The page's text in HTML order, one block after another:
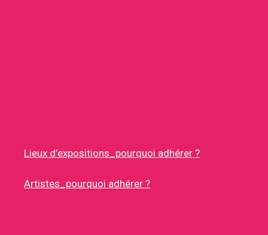
Lieux d’expositions_pourquoi adhérer ?
Artistes_pourquoi adhérer ?